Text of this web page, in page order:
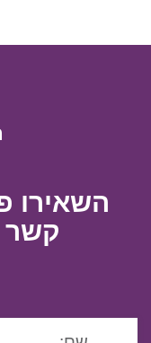
השאירו
קשר